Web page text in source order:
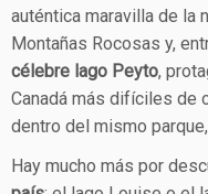
auténtica maravilla de la
Montañas Rocosas y,
célebre lago Peyto,
Canadá más difíciles de
dentro del mismo
Hay mucho más por